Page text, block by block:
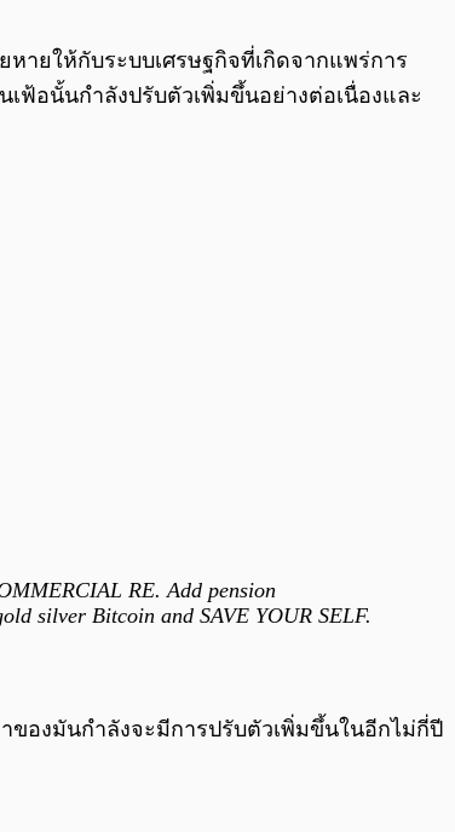
หายให้กับระบบเศรษฐกิจที่เกิดจากแพร่การ
เฟ้อนั้นกำลังปรับตัวเพิ่มขึ้นอย่างต่อเนื่องและ
RE. Add pension
silver Bitcoin and SAVE YOUR SELF.
ของมันกำลังจะมีการปรับตัวเพิ่มขึ้นในอีกไม่กี่ปี